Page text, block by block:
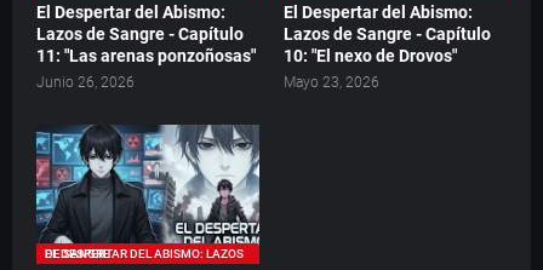
El Despertar del Abismo:
Lazos de Sangre - Capítulo
11: "Las arenas ponzoñosas"
Junio 26, 2026
El Despertar del Abismo:
Lazos de Sangre - Capítulo
10: "El nexo de Drovos"
Mayo 23, 2026
EL DESPERTAR DEL ABISMO: LAZOS DE SANGRE